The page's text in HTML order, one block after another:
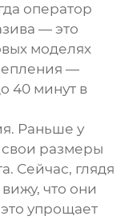
оператор
— это
моделях
—
40 минут в
Раньше у
размеры
Сейчас, глядя
что они
упрощает